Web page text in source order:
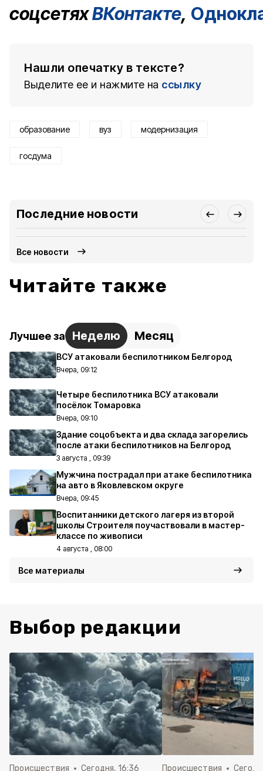
соцсетяхВКонтакте,
Нашли опечатку в тексте?
Выделите ее и нажмите на ссылку
образование вуз модернизация
госдума
Последние новости
Все новости
Читайте также
Лучшее за Неделю Месяц
ВСУ атаковали беспилотником Белгород
Вчера, 09:12
Четыре беспилотника ВСУ атаковали
посёлок Томаровка
Вчера, 09:10
Здание соцобъекта и два склада загорелись
после атаки беспилотников на Белгород
3 августа , 09:39
Мужчина пострадал при атаке беспилотника
на авто в Яковлевском округе
Вчера, 09:45
Воспитанники детского лагеря из второй
школы Строителя поучаствовали в мастер-
классе по живописи
4 августа , 08:00
Все материалы
Выбор редакции
Происшествия Сегодня, 16:36 Происшествия